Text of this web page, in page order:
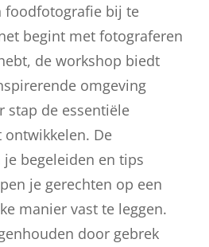
foodfotografie bij te
begint met fotograferen
de workshop biedt
omgeving
stap de essentiële
De
begeleiden en tips
je gerechten op een
manier vast te leggen.
door gebrek